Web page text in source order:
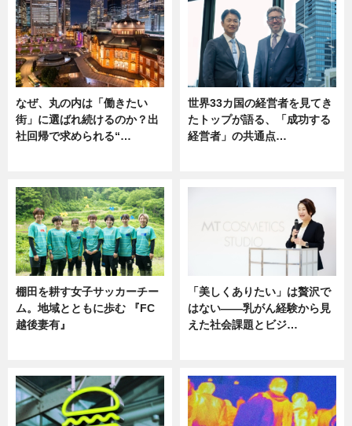
なぜ、丸の内は「働きたい
街」に選ばれ続けるのか？出
社回帰で求められる“…
世界33カ国の経営者を見てき
たトップが語る、「成功する
経営者」の共通点…
棚田を耕す女子サッカーチー
ム。地域とともに歩む 『FC
越後妻有』
「美しくありたい」は贅沢で
はない――乳がん経験から見
えた社会課題とビジ…